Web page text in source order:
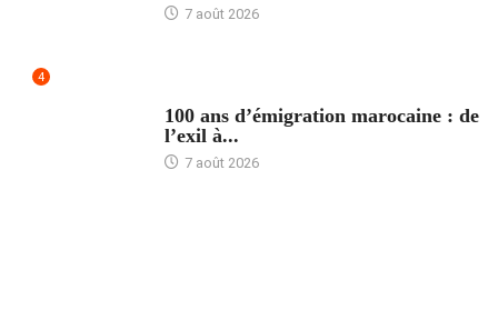
7 août 2026
4
100 ans d’émigration marocaine : de
l’exil à...
7 août 2026